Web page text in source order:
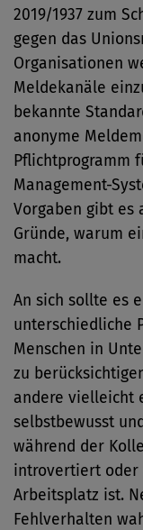
2019/1937 zum
gegen das
Organisationen
Meldekanäle
bekannte
anonyme
Pflichtprogramm
Management-
Vorgaben gibt es
Gründe, warum
macht.
An sich sollte es
unterschiedliche
Menschen in
zu
andere vielleicht
selbstbewusst
während der
introvertiert oder
Arbeitsplatz ist.
Fehlverhalten